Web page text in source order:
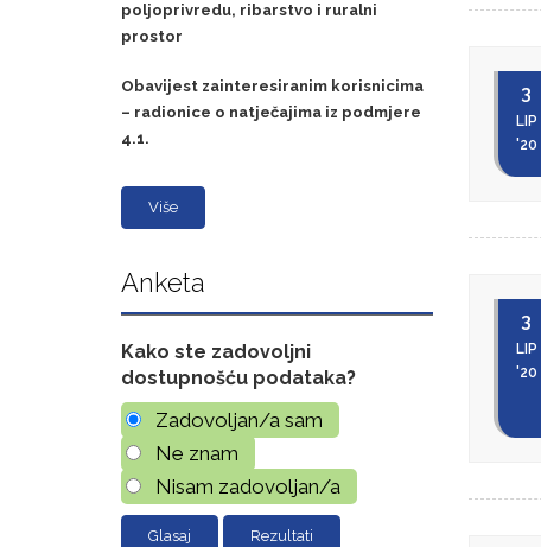
poljoprivredu, ribarstvo i ruralni
prostor
Obavijest zainteresiranim korisnicima
– radionice o natječajima iz podmjere
4.1.
Više
Anketa
Kako ste zadovoljni
dostupnošću podataka?
Zadovoljan/a sam
Ne znam
Nisam zadovoljan/a
Rezultati
3
LIP
'20
3
LIP
'20